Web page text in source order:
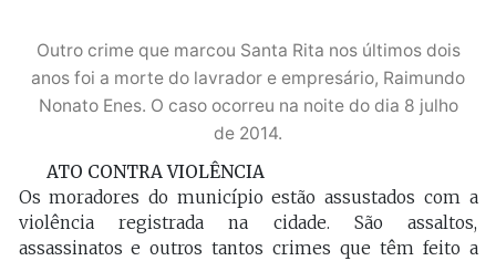
Outro crime que marcou Santa Rita nos últimos dois
anos foi a morte do lavrador e empresário, Raimundo
Nonato Enes. O caso ocorreu na noite do dia 8 julho
de 2014.
ATO CONTRA VIOLÊNCIA
Os moradores do município estão assustados com a
violência registrada na cidade. São assaltos,
assassinatos e outros tantos crimes que têm feito a